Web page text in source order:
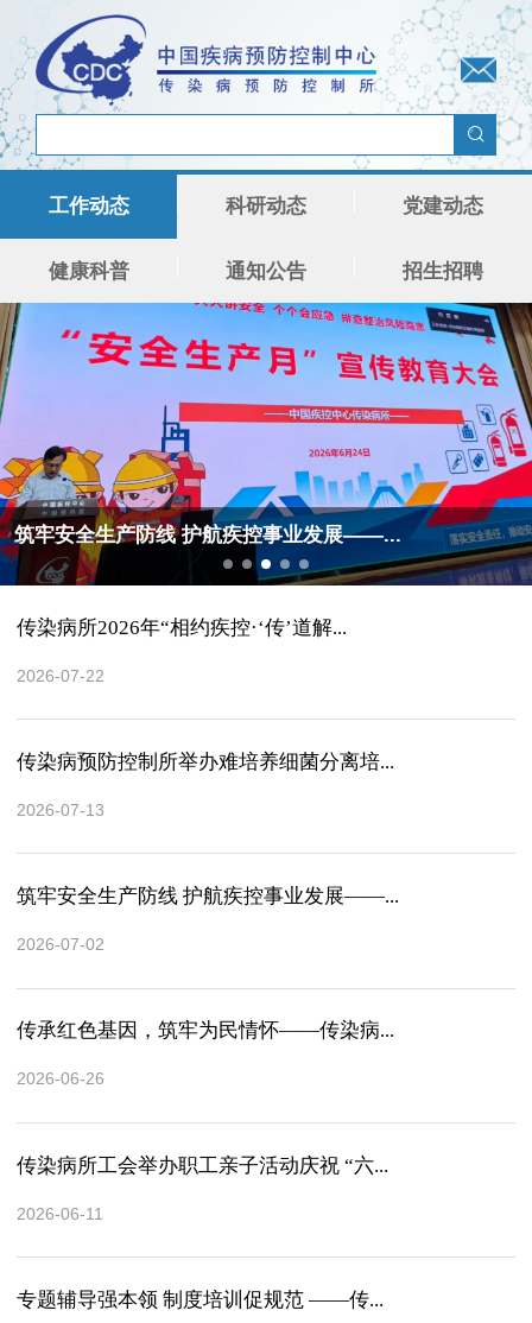
工作动态 科研动态 党建动态
健康科普 通知公告 招生招聘
筑牢安全生产防线 护航疾控事业发展——...
传染病所2026年“相约疾控·‘传’道解...
2026-07-22
传染病预防控制所举办难培养细菌分离培...
2026-07-13
筑牢安全生产防线 护航疾控事业发展——...
2026-07-02
传承红色基因，筑牢为民情怀——传染病...
2026-06-26
传染病所工会举办职工亲子活动庆祝 “六...
2026-06-11
专题辅导强本领 制度培训促规范 ——传...